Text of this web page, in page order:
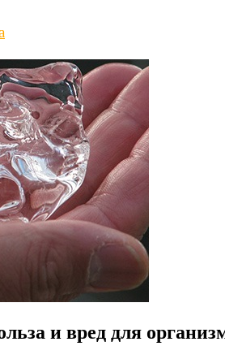
и вред для